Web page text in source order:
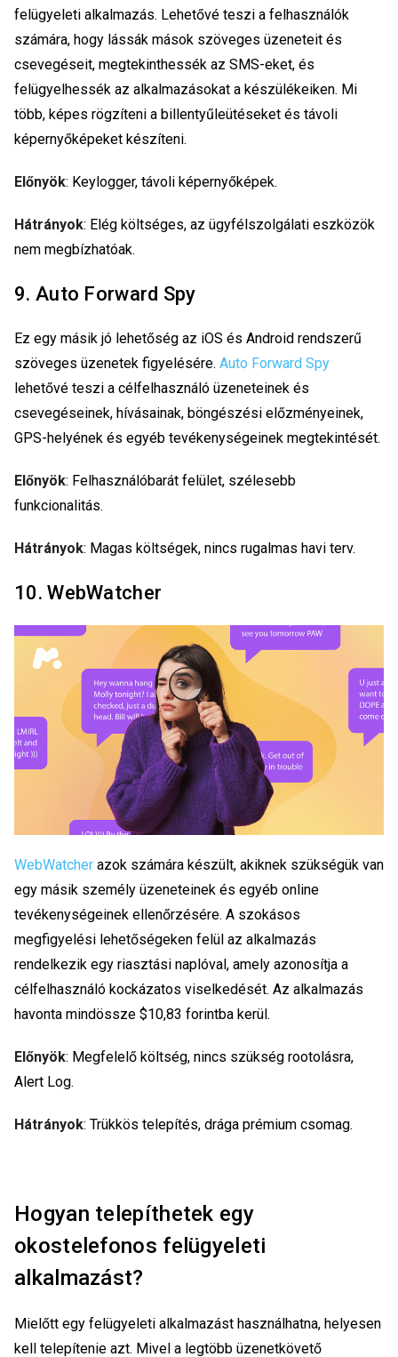
felügyeleti alkalmazás. Lehetővé teszi a felhasználók
számára, hogy lássák mások szöveges üzeneteit és
csevegéseit, megtekinthessék az SMS-eket, és
felügyelhessék az alkalmazásokat a készülékeiken. Mi
több, képes rögzíteni a billentyűleütéseket és távoli
képernyőképeket készíteni.
Előnyök: Keylogger, távoli képernyőképek.
Hátrányok: Elég költséges, az ügyfélszolgálati eszközök
nem megbízhatóak.
9. Auto Forward Spy
Ez egy másik jó lehetőség az iOS és Android rendszerű
szöveges üzenetek figyelésére. Auto Forward Spy
lehetővé teszi a célfelhasználó üzeneteinek és
csevegéseinek, hívásainak, böngészési előzményeinek,
GPS-helyének és egyéb tevékenységeinek megtekintését.
Előnyök: Felhasználóbarát felület, szélesebb
funkcionalitás.
Hátrányok: Magas költségek, nincs rugalmas havi terv.
10. WebWatcher
WebWatcher azok számára készült, akiknek szükségük van
egy másik személy üzeneteinek és egyéb online
tevékenységeinek ellenőrzésére. A szokásos
megfigyelési lehetőségeken felül az alkalmazás
rendelkezik egy riasztási naplóval, amely azonosítja a
célfelhasználó kockázatos viselkedését. Az alkalmazás
havonta mindössze $10,83 forintba kerül.
Előnyök: Megfelelő költség, nincs szükség rootolásra,
Alert Log.
Hátrányok: Trükkös telepítés, drága prémium csomag.
Hogyan telepíthetek egy
okostelefonos felügyeleti
alkalmazást?
Mielőtt egy felügyeleti alkalmazást használhatna, helyesen
kell telepítenie azt. Mivel a legtöbb üzenetkövető